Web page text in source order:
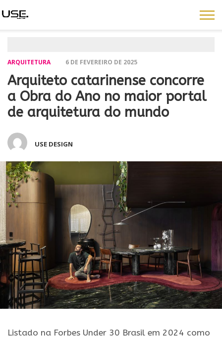
ARQUITETURA 6 DE FEVEREIRO DE 2025
Arquiteto catarinense concorre
a Obra do Ano no maior portal
de arquitetura do mundo
USE DESIGN
Listado na Forbes Under 30 Brasil em 2024 como